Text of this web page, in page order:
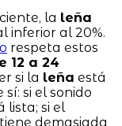
la leña
inferior al 20%.
respeta estos
12 a 24
si la leña está
si el sonido
lista; si el
demasiada